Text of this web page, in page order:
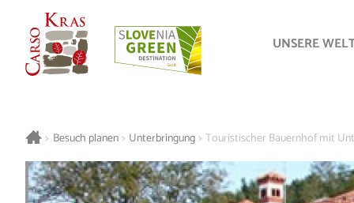
UNSERE
> Besuch planen > Unterbringung > Touristischer Bauernhof mit